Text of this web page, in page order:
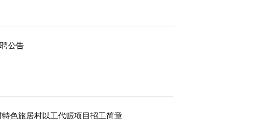
公告
色旅居村以工代赈项目招工简章